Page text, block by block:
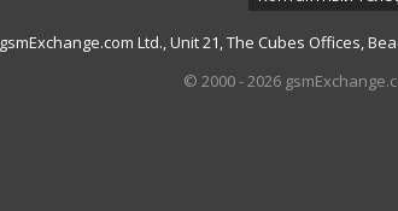
gsmExchange.com Ltd., Unit 21, The Cubes Offices,
© 2000 - 2026